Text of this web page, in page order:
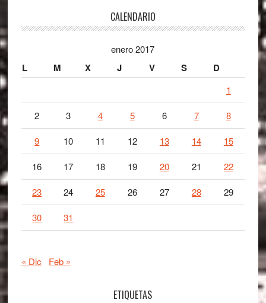
CALENDARIO
enero 2017
L M X J V S D
1
2 3 4 5 6 7 8
9 10 11 12 13 14 15
16 17 18 19 20 21 22
23 24 25 26 27 28 29
30 31
« Dic Feb »
ETIQUETAS